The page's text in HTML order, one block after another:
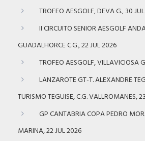
TROFEO AESGOLF, DEVA G., 30
II CIRCUITO SENIOR AESGOLF
GUADALHORCE C.G., 22 JUL 2026
TROFEO AESGOLF, VILLAVICIOSA
LANZAROTE GT-T. ALEXANDRE
TURISMO TEGUISE, C.G. VALLROMANES,
GP CANTABRIA COPA PEDRO
MARINA, 22 JUL 2026